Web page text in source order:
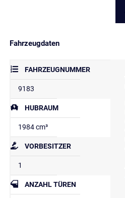
Fahrzeugdaten
FAHRZEUGNUMMER
9183
HUBRAUM
1984 cm³
VORBESITZER
1
ANZAHL TÜREN